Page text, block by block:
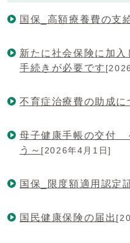
国保_高額療養費の支
新たに社会保険に加
手続きが必要です
不育症治療費の助成に
母子健康手帳の交付
う～ [2026年4月1日]
国保_限度額適用認定
国民健康保険の届出